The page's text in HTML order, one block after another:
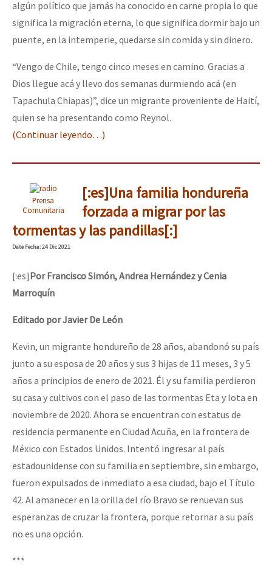
algún político que jamás ha conocido en carne propia lo que
significa la migración eterna, lo que significa dormir bajo un
puente, en la intemperie, quedarse sin comida y sin dinero.
“Vengo de Chile, tengo cinco meses en camino. Gracias a
Dios llegue acá y llevo dos semanas durmiendo acá (en
Tapachula Chiapas)”, dice un migrante proveniente de Haití,
quien se ha presentando como Reynol.
(Continuar leyendo…)
Prensa
Comunitaria
[:es]Una familia hondureña
forzada a migrar por las
tormentas y las pandillas[:]
DateFecha: 24 Dic 2021
[:es]Por Francisco Simón, Andrea Hernández y Cenia
Marroquín
Editado por Javier De León
Kevin, un migrante hondureño de 28 años, abandonó su país
junto a su esposa de 20 años y sus 3 hijas de 11 meses, 3 y 5
años a principios de enero de 2021. Él y su familia perdieron
su casa y cultivos con el paso de las tormentas Eta y Iota en
noviembre de 2020. Ahora se encuentran con estatus de
residencia permanente en Ciudad Acuña, en la frontera de
México con Estados Unidos. Intentó ingresar al país
estadounidense con su familia en septiembre, sin embargo,
fueron expulsados de inmediato a esa ciudad, bajo el Título
42. Al amanecer en la orilla del río Bravo se renuevan sus
esperanzas de cruzar la frontera, porque retornar a su país
no es una opción.
***